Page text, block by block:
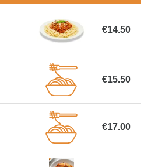
€14.50
€15.50
€17.00